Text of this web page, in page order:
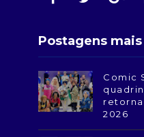
Postagens
Comic
2026